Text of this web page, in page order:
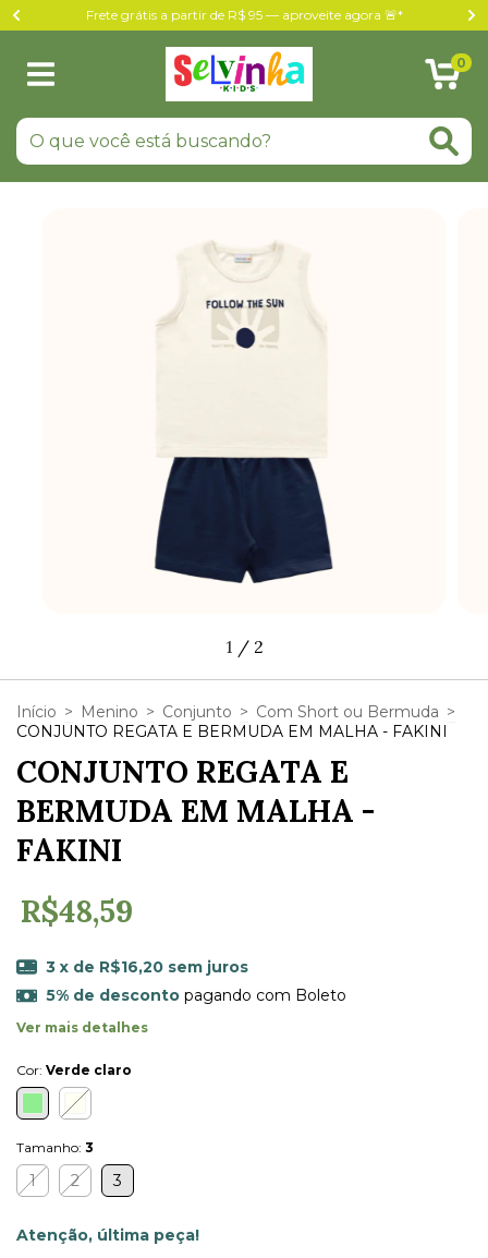
Frete grátis a partir de R$ 95 — aproveite agora 🚨*
0
1 / 2
Início > Menino > Conjunto > Com Short ou Bermuda >
CONJUNTO REGATA E BERMUDA EM MALHA - FAKINI
CONJUNTO REGATA E
BERMUDA EM MALHA -
FAKINI
R$48,59
3 x de R$16,20 sem juros
5% de descontopagando com Boleto
Ver mais detalhes
Cor: Verde claro
Tamanho: 3
1 2 3
Atenção, última peça!